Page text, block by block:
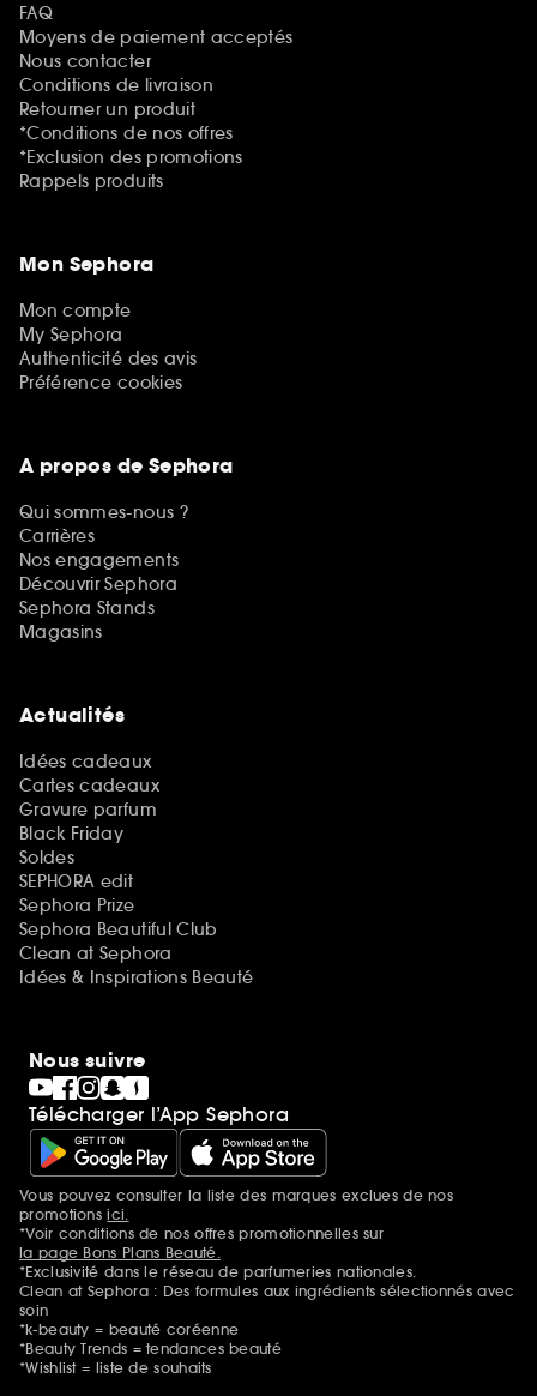
FAQ
Moyens de paiement acceptés
Nous contacter
Conditions de livraison
Retourner un produit
*Conditions de nos offres
*Exclusion des promotions
Rappels produits
Mon Sephora
Mon compte
My Sephora
Authenticité des avis
Préférence cookies
A propos de Sephora
Qui sommes-nous ?
Carrières
Nos engagements
Découvrir Sephora
Sephora Stands
Magasins
Actualités
Idées cadeaux
Cartes cadeaux
Gravure parfum
Black Friday
Soldes
SEPHORA edit
Sephora Prize
Sephora Beautiful Club
Clean at Sephora
Idées & Inspirations Beauté
Nous suivre
Télécharger l’App Sephora
Mentions additionnelles
Vous pouvez consulter la liste des marques exclues de nos
promotionsici.
*Voir conditions de nos offres promotionnelles sur
la page Bons Plans Beauté.
*Exclusivité dans le réseau de parfumeries nationales.
Clean at Sephora : Des formules aux ingrédients sélectionnés avec
soin
*k-beauty = beauté coréenne
*Beauty Trends = tendances beauté
*Wishlist = liste de souhaits